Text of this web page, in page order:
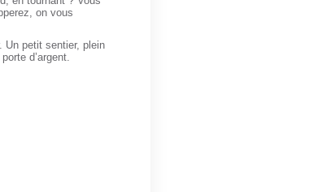
on vous
Un petit sentier, plein
d’argent.